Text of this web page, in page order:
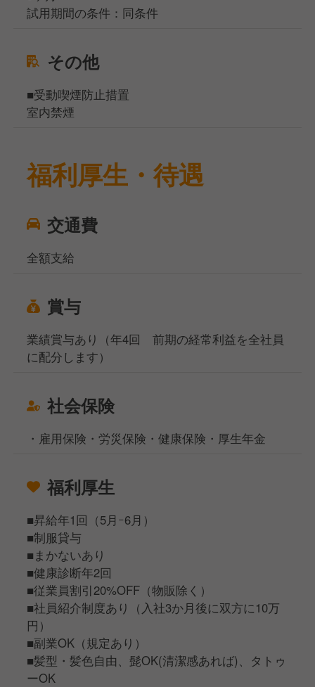
試用期間の条件：同条件
その他
■受動喫煙防止措置
室内禁煙
福利厚生・待遇
交通費
全額支給
賞与
業績賞与あり（年4回 前期の経常利益を全社員
に配分します）
社会保険
・雇用保険・労災保険・健康保険・厚生年金
福利厚生
■昇給年1回（5月ｰ6月）
■制服貸与
■まかないあり
■健康診断年2回
■従業員割引20%OFF（物販除く）
■社員紹介制度あり（入社3か月後に双方に10万
円）
■副業OK（規定あり）
■髪型・髪色自由、髭OK(清潔感あれば)、タトゥ
ーOK